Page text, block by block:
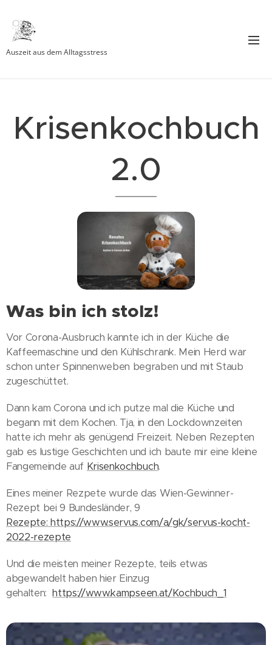
Auszeit aus dem Alltagsstress
Krisenkochbuch
2.0
Was bin ich stolz!
Vor Corona-Ausbruch kannte ich in der Küche die
Kaffeemaschine und den Kühlschrank. Mein Herd war
schon unter Spinnenweben begraben und mit Staub
zugeschüttet.
Dann kam Corona und ich putze mal die Küche und
begann mit dem Kochen. Tja, in den Lockdownzeiten
hatte ich mehr als genügend Freizeit. Neben Rezepten
gab es lustige Geschichten und ich baute mir eine kleine
Fangemeinde auf Krisenkochbuch.
Eines meiner Rezpete wurde das Wien-Gewinner-
Rezept bei 9 Bundesländer, 9
Rezepte:https://www.servus.com/a/gk/servus-kocht-
2022-rezepte
Und die meisten meiner Rezepte, teils etwas
abgewandelt haben hier Einzug
gehalten:https://www.kampseen.at/Kochbuch_1